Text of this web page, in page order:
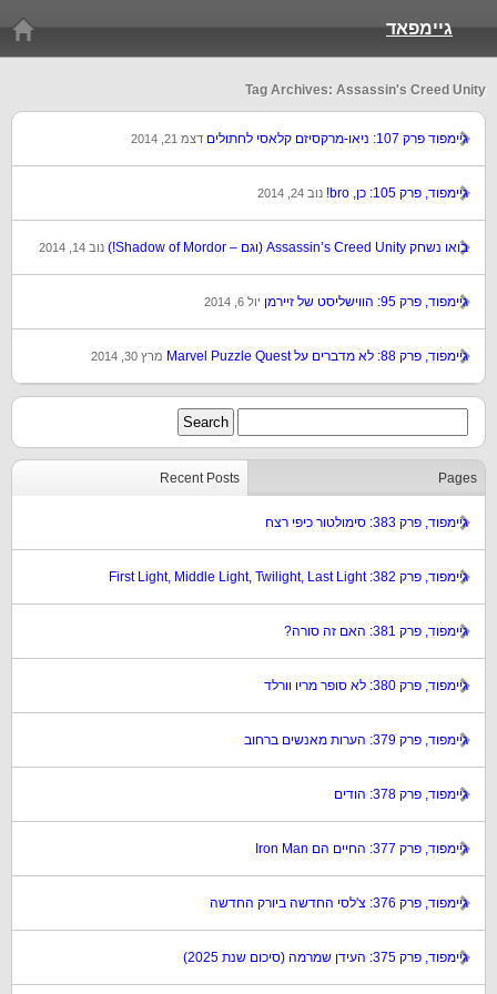
גיימפאד
Tag Archives: Assassin's Creed Unity
גיימפוד פרק 107: ניאו-מרקסיזם קלאסי לחתולים דצמ 21, 2014
גיימפוד, פרק 105: כן, bro! נוב 24, 2014
בואו נשחק Assassin’s Creed Unity (וגם – Shadow of Mordor!) נוב 14, 2014
גיימפוד, פרק 95: הווישליסט של זיירמן יול 6, 2014
גיימפוד, פרק 88: לא מדברים על Marvel Puzzle Quest מרץ 30, 2014
Recent Posts Pages
גיימפוד, פרק 383: סימולטור כיפי רצח
גיימפוד, פרק 382: First Light, Middle Light, Twilight, Last Light
גיימפוד, פרק 381: האם זה סורה?
גיימפוד, פרק 380: לא סופר מריו וורלד
גיימפוד, פרק 379: הערות מאנשים ברחוב
גיימפוד, פרק 378: הודים
גיימפוד, פרק 377: החיים הם Iron Man
גיימפוד, פרק 376: צ'לסי החדשה ביורק החדשה
גיימפוד, פרק 375: העידן שמרמה (סיכום שנת 2025)